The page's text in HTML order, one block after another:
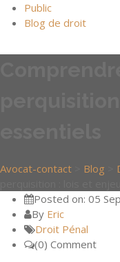
Public
Blog de droit
Avocat-contact Blog
Posted on: 05
By Eric
Droit Pénal
(0) Comment